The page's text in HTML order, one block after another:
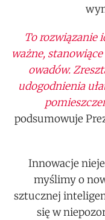
To rozwiązanie
ważne,
owadów.
udogodnienia
podsumowuje
Innowacje
myślimy o
sztucznej
się w